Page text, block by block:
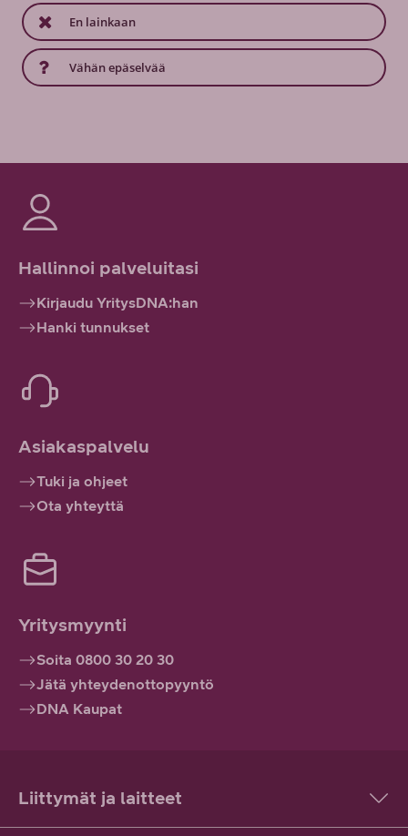
En lainkaan
Vähän epäselvää
Hallinnoi palveluitasi
Kirjaudu YritysDNA:han
Hanki tunnukset
Asiakaspalvelu
Tuki ja ohjeet
Ota yhteyttä
Yritysmyynti
Soita 0800 30 20 30
Jätä yhteydenottopyyntö
DNA Kaupat
Liittymät ja laitteet